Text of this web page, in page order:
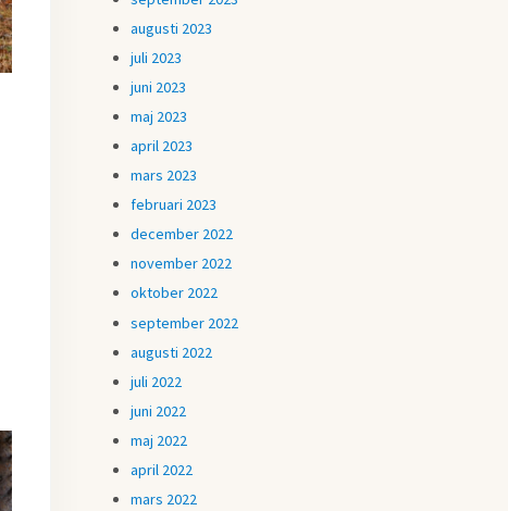
augusti 2023
juli 2023
juni 2023
maj 2023
april 2023
mars 2023
februari 2023
december 2022
november 2022
oktober 2022
september 2022
augusti 2022
juli 2022
juni 2022
maj 2022
april 2022
mars 2022